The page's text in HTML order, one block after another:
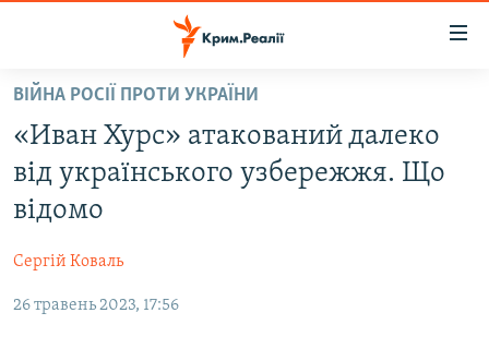
Перейти
основного
матеріалу
Перейти
до
основної
навігації
Перейти
ВОДА.КРИМ
ВІДЕО ТА ФОТО
БЛОГИ
ПОГЛЯД
ВІЙНА РОСІЇ ПРОТИ УКРАЇНИ
«Иван Хурс» атакований далеко
від українського узбережжя. Що
відомо
Сергій Коваль
26 травень 2023, 17:56